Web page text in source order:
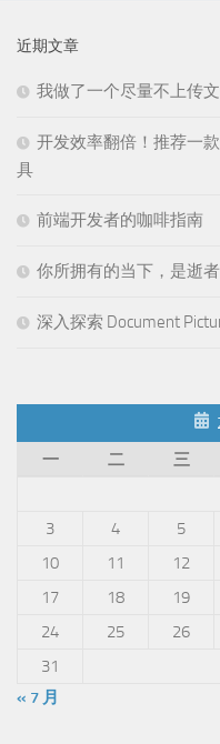
近期文章
我做了一个尽量不上传
开发效率翻倍！推荐一
具
前端开发者的咖啡指南
你所拥有的当下，是逝
深入探索 Document
一
二 三
3
4 5
10
11 12
17
18 19
24
25 26
31
« 7 月